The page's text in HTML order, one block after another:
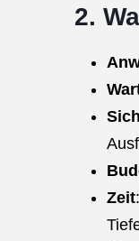
2.
Zeit